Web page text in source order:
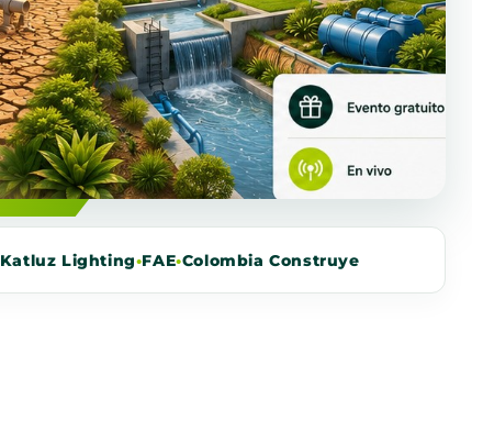
Katluz Lighting•FAE•Colombia Construye